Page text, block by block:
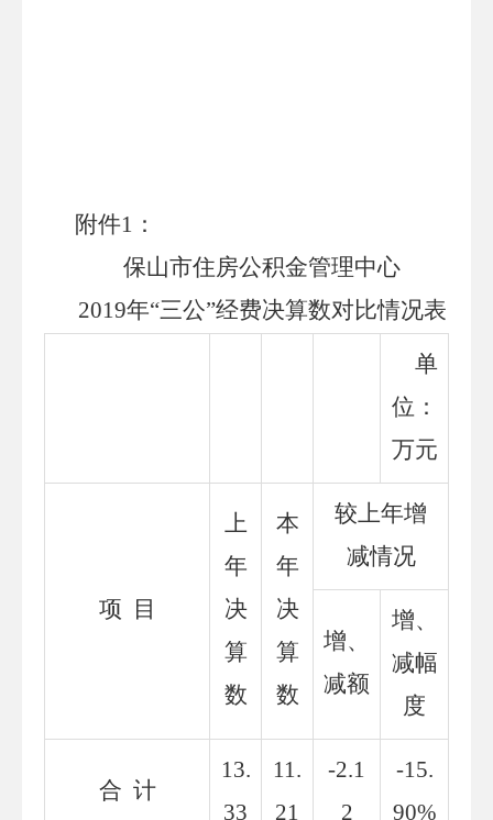
附件1 ：
保山市住房公积金管理中心
2019年“三公”经费决算数对比情况表
单
位：
万元
项 目
上
年
决
算
数
本
年
决
算
数
较上年增
减情况
增、
减额
增、
减幅
度
合 计
13.
33
11.
21
-2.1
2
-15.
90%